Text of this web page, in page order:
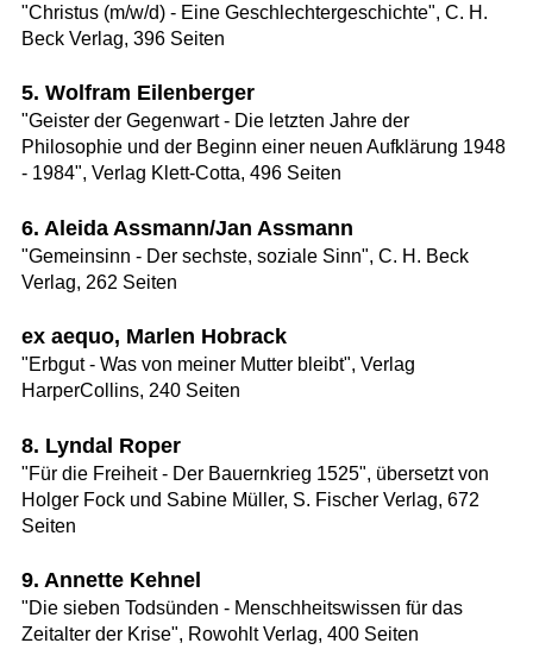
"Christus (m/w/d) - Eine Geschlechtergeschichte", C. H.
Beck Verlag, 396 Seiten
5. Wolfram Eilenberger
"Geister der Gegenwart - Die letzten Jahre der
Philosophie und der Beginn einer neuen Aufklärung 1948
- 1984", Verlag Klett-Cotta, 496 Seiten
6. Aleida Assmann/Jan Assmann
"Gemeinsinn - Der sechste, soziale Sinn", C. H. Beck
Verlag, 262 Seiten
ex aequo, Marlen Hobrack
"Erbgut - Was von meiner Mutter bleibt", Verlag
HarperCollins, 240 Seiten
8. Lyndal Roper
"Für die Freiheit - Der Bauernkrieg 1525", übersetzt von
Holger Fock und Sabine Müller, S. Fischer Verlag, 672
Seiten
9. Annette Kehnel
"Die sieben Todsünden - Menschheitswissen für das
Zeitalter der Krise", Rowohlt Verlag, 400 Seiten